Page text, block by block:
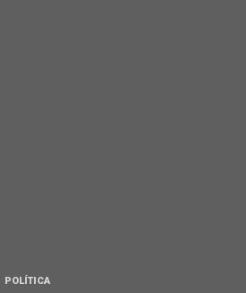
POLÍTICA